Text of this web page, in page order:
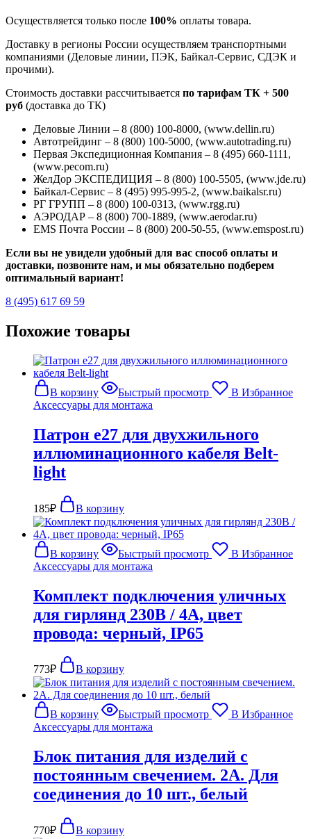
Осуществляется только после 100% оплаты товара.
Доставку в регионы России осуществляем транспортными
компаниями (Деловые линии, ПЭК, Байкал-Сервис, СДЭК и
прочими).
Стоимость доставки рассчитывается по тарифам ТК + 500
руб (доставка до ТК)
Деловые Линии – 8 (800) 100-8000, (www.dellin.ru)
Автотрейдинг – 8 (800) 100-5000, (www.autotrading.ru)
Первая Экспедиционная Компания – 8 (495) 660-1111,
(www.pecom.ru)
ЖелДор ЭКСПЕДИЦИЯ – 8 (800) 100-5505, (www.jde.ru)
Байкал-Сервис – 8 (495) 995-995-2, (www.baikalsr.ru)
РГ ГРУПП – 8 (800) 100-0313, (www.rgg.ru)
АЭРОДАР – 8 (800) 700-1889, (www.aerodar.ru)
EMS Почта России – 8 (800) 200-50-55, (www.emspost.ru)
Если вы не увидели удобный для вас способ оплаты и
доставки, позвоните нам, и мы обязательно подберем
оптимальный вариант!
8 (495) 617 69 59
Похожие товары
В корзину Быстрый просмотр
В Избранное
Аксессуары для монтажа
Патрон e27 для двухжильного
иллюминационного кабеля Belt-
light
185₽ В корзину
В корзину Быстрый просмотр
В Избранное
Аксессуары для монтажа
Комплект подключения уличных
для гирлянд 230В / 4А, цвет
провода: черный, IP65
773₽ В корзину
В корзину Быстрый просмотр
В Избранное
Аксессуары для монтажа
Блок питания для изделий с
постоянным свечением. 2А. Для
соединения до 10 шт., белый
770₽ В корзину